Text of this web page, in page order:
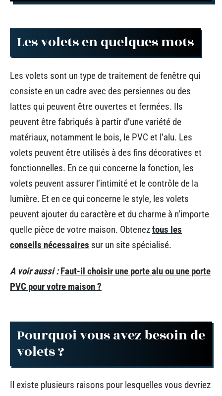
Les volets en quelques mots
Les volets sont un type de traitement de fenêtre qui
consiste en un cadre avec des persiennes ou des
lattes qui peuvent être ouvertes et fermées. Ils
peuvent être fabriqués à partir d’une variété de
matériaux, notamment le bois, le PVC et l’alu. Les
volets peuvent être utilisés à des fins décoratives et
fonctionnelles. En ce qui concerne la fonction, les
volets peuvent assurer l’intimité et le contrôle de la
lumière. Et en ce qui concerne le style, les volets
peuvent ajouter du caractère et du charme à n’importe
quelle pièce de votre maison. Obteneztous les
conseils nécessaires sur un site spécialisé.
A voir aussi : Faut-il choisir une porte alu ou une porte
PVC pour votre maison ?
Pourquoi vous avez besoin de
volets ?
Il existe plusieurs raisons pour lesquelles vous devriez